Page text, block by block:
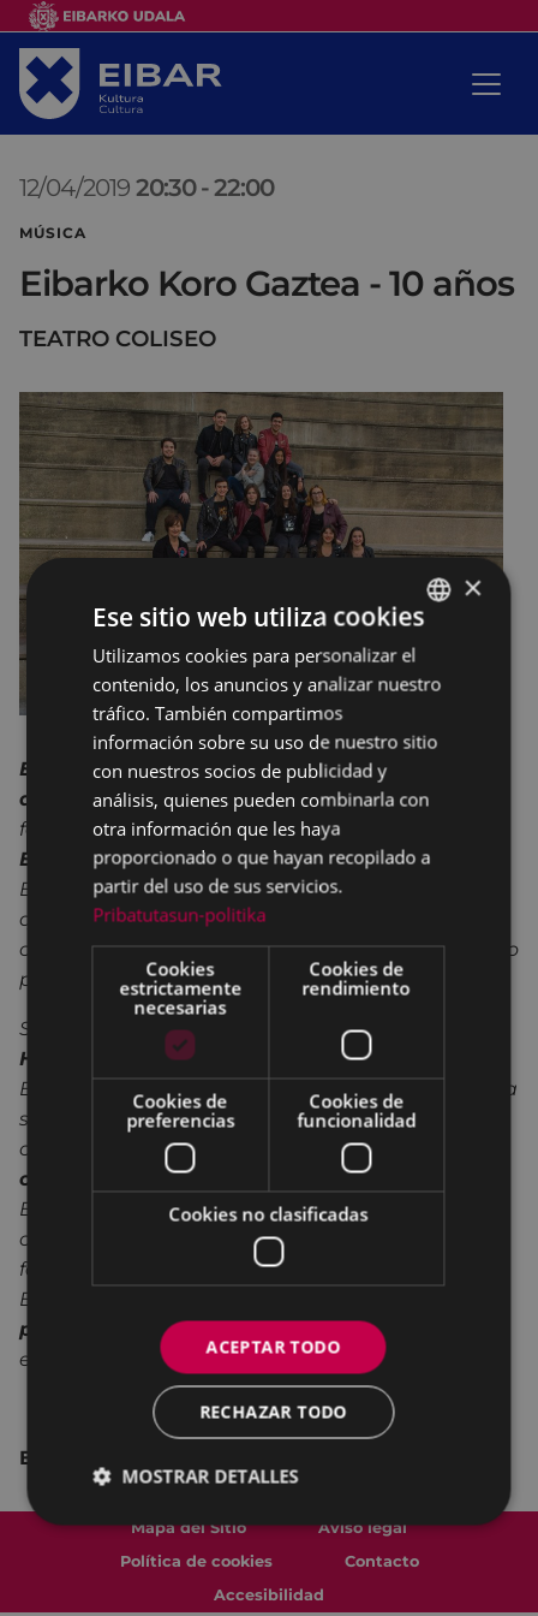
12/04/2019 20:30 -22:00
MÚSICA
Eibarko Koro Gaztea - 10 años
TEATRO COLISEO
Eibarko Koro Gaztea celebra su décimo
aniversarioy ha preparado un concierto para
festejarlo. Surgió en 2009, en el seno de la
Eskola Juan Bautista Gisasola de Eibar .
Entonces se hizo un llamamiento a jóvenes a los
que les gustaba cantar y después de unas
cuantas pruebas se formó un grupo vocal reducido
pero con mucha ilusión.
Sin duda, el paso por el programa de ETB 1
Happy day”
definió bastante el repertorio de
Eibarko Koro Gaztea ya que después del programa
se siguió trabajando temas de música actual con
coreografía.
En 2016 estrenó su primer musical
original en Eibar “Forjarien Kanta”
Eibarko Musika Banda, y esta experiencia le dio la
oportunidad de añadir al canto la interesante
faceta de la interpretación. Bajo la dirección de
Elena Martin Lapeyra,
pasado por este coro juvenilcon
edadescomprendidas entre los 14 y 20 años.
Entrada: 5 €
Mapa del Sitio
Aviso legal
Política de cookies
Contacto
Accesibilidad
BASQUE
SPANISH
×
Ese sitio web utiliza cookies
Utilizamos cookies para personalizar el
contenido, los anuncios y analizar nuestro
tráfico. También compartimos
información sobre su uso de nuestro sitio
con nuestros socios de publicidad y
análisis, quienes pueden combinarla con
otra información que les haya
proporcionado o que hayan recopilado a
partir del uso de sus servicios.
Pribatutasun-politika
Cookies
estrictamente
necesarias
Cookies de
rendimiento
Cookies de
preferencias
Cookies de
funcionalidad
Cookies no clasificadas
ACEPTAR TODO
RECHAZAR TODO
MOSTRAR DETALLES